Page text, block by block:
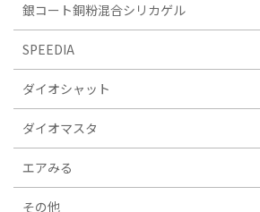
銀コート銅粉混合シリカゲル
SPEEDIA
ダイオシャット
ダイオマスタ
エアみる
その他